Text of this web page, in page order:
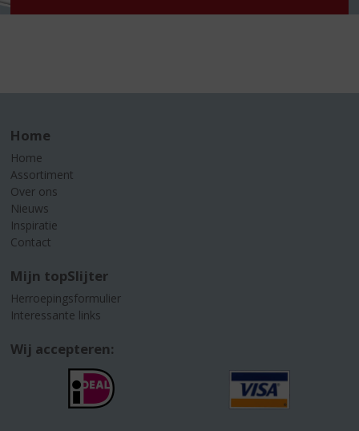
Home
Home
Assortiment
Over ons
Nieuws
Inspiratie
Contact
Mijn topSlijter
Herroepingsformulier
Interessante links
Wij accepteren: